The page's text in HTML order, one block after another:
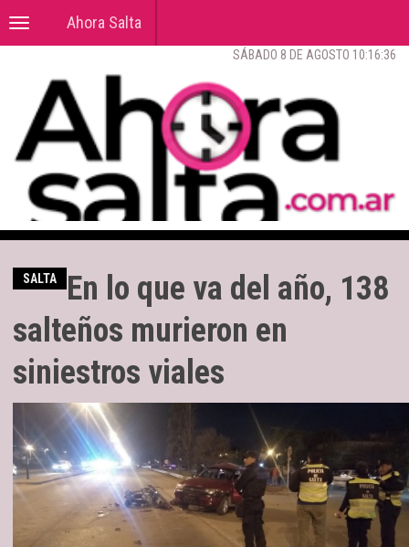
Toggle
navigation
Ahora Salta
SÁBADO 8 DE AGOSTO 10:16:37
SALTA
En lo que va del año, 138
salteños murieron en
siniestros viales